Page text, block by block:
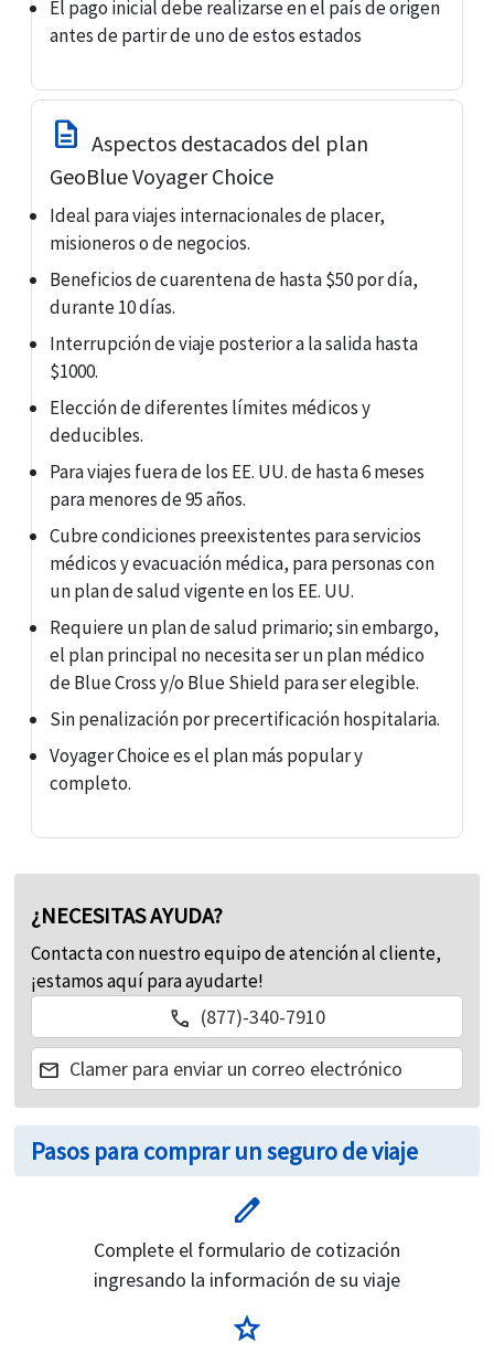
El pago inicial debe realizarse en el país de origen
antes de partir de uno de estos estados
description Aspectos destacados del plan
GeoBlue Voyager Choice
Ideal para viajes internacionales de placer,
misioneros o de negocios.
Beneficios de cuarentena de hasta $50 por día,
durante 10 días.
Interrupción de viaje posterior a la salida hasta
$1000.
Elección de diferentes límites médicos y
deducibles.
Para viajes fuera de los EE. UU. de hasta 6 meses
para menores de 95 años.
Cubre condiciones preexistentes para servicios
médicos y evacuación médica, para personas con
un plan de salud vigente en los EE. UU.
Requiere un plan de salud primario; sin embargo,
el plan principal no necesita ser un plan médico
de Blue Cross y/o Blue Shield para ser elegible.
Sin penalización por precertificación hospitalaria.
Voyager Choice es el plan más popular y
completo.
¿NECESITAS AYUDA?
Contacta con nuestro equipo de atención al cliente,
¡estamos aquí para ayudarte!
call (877)-340-7910
mail Clamer para enviar un correo electrónico
Pasos para comprar un seguro de viaje
edit
Complete el formulario de cotización
ingresando la información de su viaje
star